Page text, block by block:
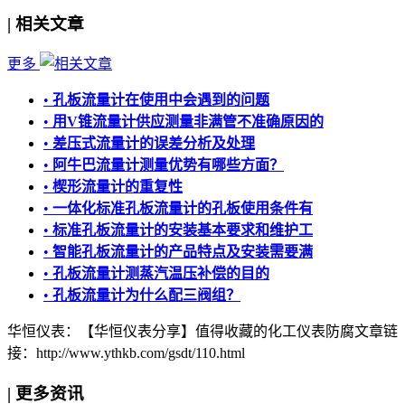
| 相关文章
更多
• 孔板流量计在使用中会遇到的问题
• 用V锥流量计供应测量非满管不准确原因的
• 差压式流量计的误差分析及处理
• 阿牛巴流量计测量优势有哪些方面？
• 楔形流量计的重复性
• 一体化标准孔板流量计的孔板使用条件有
• 标准孔板流量计的安装基本要求和维护工
• 智能孔板流量计的产品特点及安装需要满
• 孔板流量计测蒸汽温压补偿的目的
• 孔板流量计为什么配三阀组？
华恒仪表：【华恒仪表分享】值得收藏的化工仪表防腐文章链
接：http://www.ythkb.com/gsdt/110.html
| 更多资讯